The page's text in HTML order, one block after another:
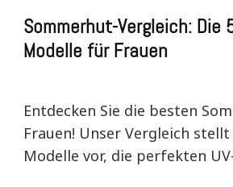
Sommerhut-Vergleich: Die
Modelle für Frauen
Entdecken Sie die besten
Frauen! Unser Vergleich
Modelle vor, die perfekten